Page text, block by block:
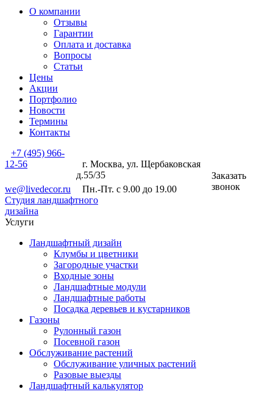
О компании
Отзывы
Гарантии
Оплата и доставка
Вопросы
Статьи
Цены
Акции
Портфолио
Новости
Термины
Контакты
+7 (495) 966-
12-56
we@livedecor.ru
г. Москва, ул. Щербаковская
д.55/35
Пн.-Пт. с 9.00 до 19.00
Заказать
звонок
Студия ландшафтного
дизайна
Услуги
Ландшафтный дизайн
Клумбы и цветники
Загородные участки
Входные зоны
Ландшафтные модули
Ландшафтные работы
Посадка деревьев и кустарников
Газоны
Рулонный газон
Посевной газон
Обслуживание растений
Обслуживание уличных растений
Разовые выезды
Ландшафтный калькулятор